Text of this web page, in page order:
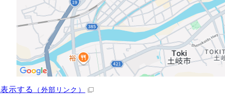
示する （外部リンク）